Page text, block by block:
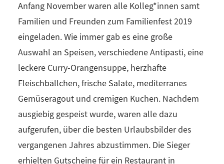
Anfang November waren alle Kolleg*innen samt
Familien und Freunden zum Familienfest 2019
eingeladen. Wie immer gab es eine große
Auswahl an Speisen, verschiedene Antipasti, eine
leckere Curry-Orangensuppe, herzhafte
Fleischbällchen, frische Salate, mediterranes
Gemüseragout und cremigen Kuchen. Nachdem
ausgiebig gespeist wurde, waren alle dazu
aufgerufen, über die besten Urlaubsbilder des
vergangenen Jahres abzustimmen. Die Sieger
erhielten Gutscheine für ein Restaurant in